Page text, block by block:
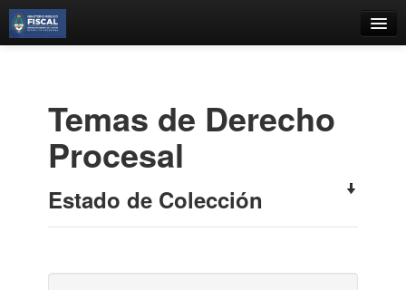
Estantes Virtuales
Contacto
Temas de Derecho
Procesal
Estado de Colección